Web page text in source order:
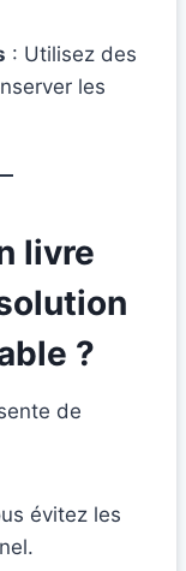
: Utilisez des
les
livre
?
de
évitez les